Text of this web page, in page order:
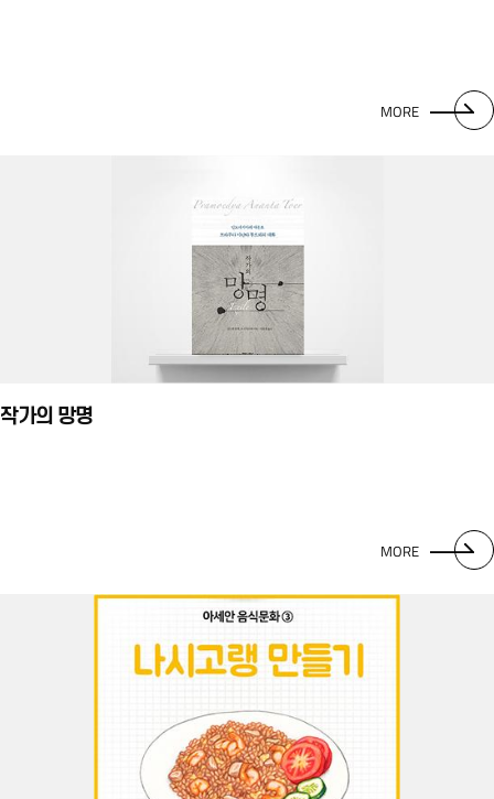
MORE
작가의 망명
MORE